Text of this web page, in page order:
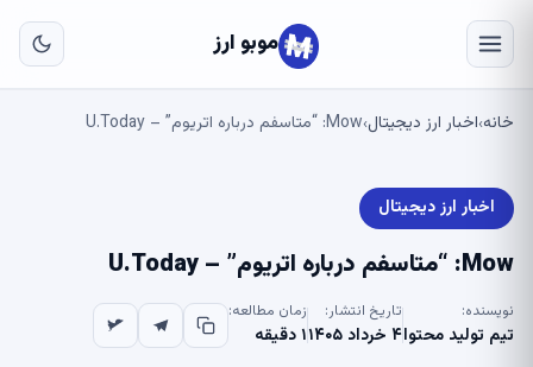
موبو ارز
خانه›اخبار ارز دیجیتال›Mow: “متاسفم درباره اتریوم” – U.Today
اخبار ارز دیجیتال
Mow: “متاسفم درباره اتریوم” – U.Today
نویسنده:
تیم تولید محتوا
تاریخ انتشار:
۴ خرداد ۱۴۰۵
زمان مطالعه:
۱ دقیقه